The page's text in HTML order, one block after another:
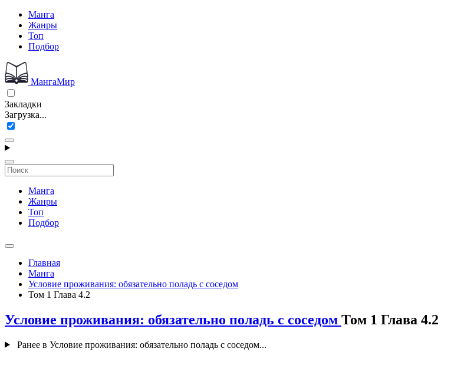
Манга
Жанры
Топ
Подбор
МангаМир
Закладки
Загрузка...
Манга
Жанры
Топ
Подбор
Главная
Манга
Условие проживания: обязательно поладь с соседом
Том 1 Глава 4.2
Условие проживания: обязательно поладь с соседом Том 1 Глава 4.2
Ранее в Условие проживания: обязательно поладь с соседом...